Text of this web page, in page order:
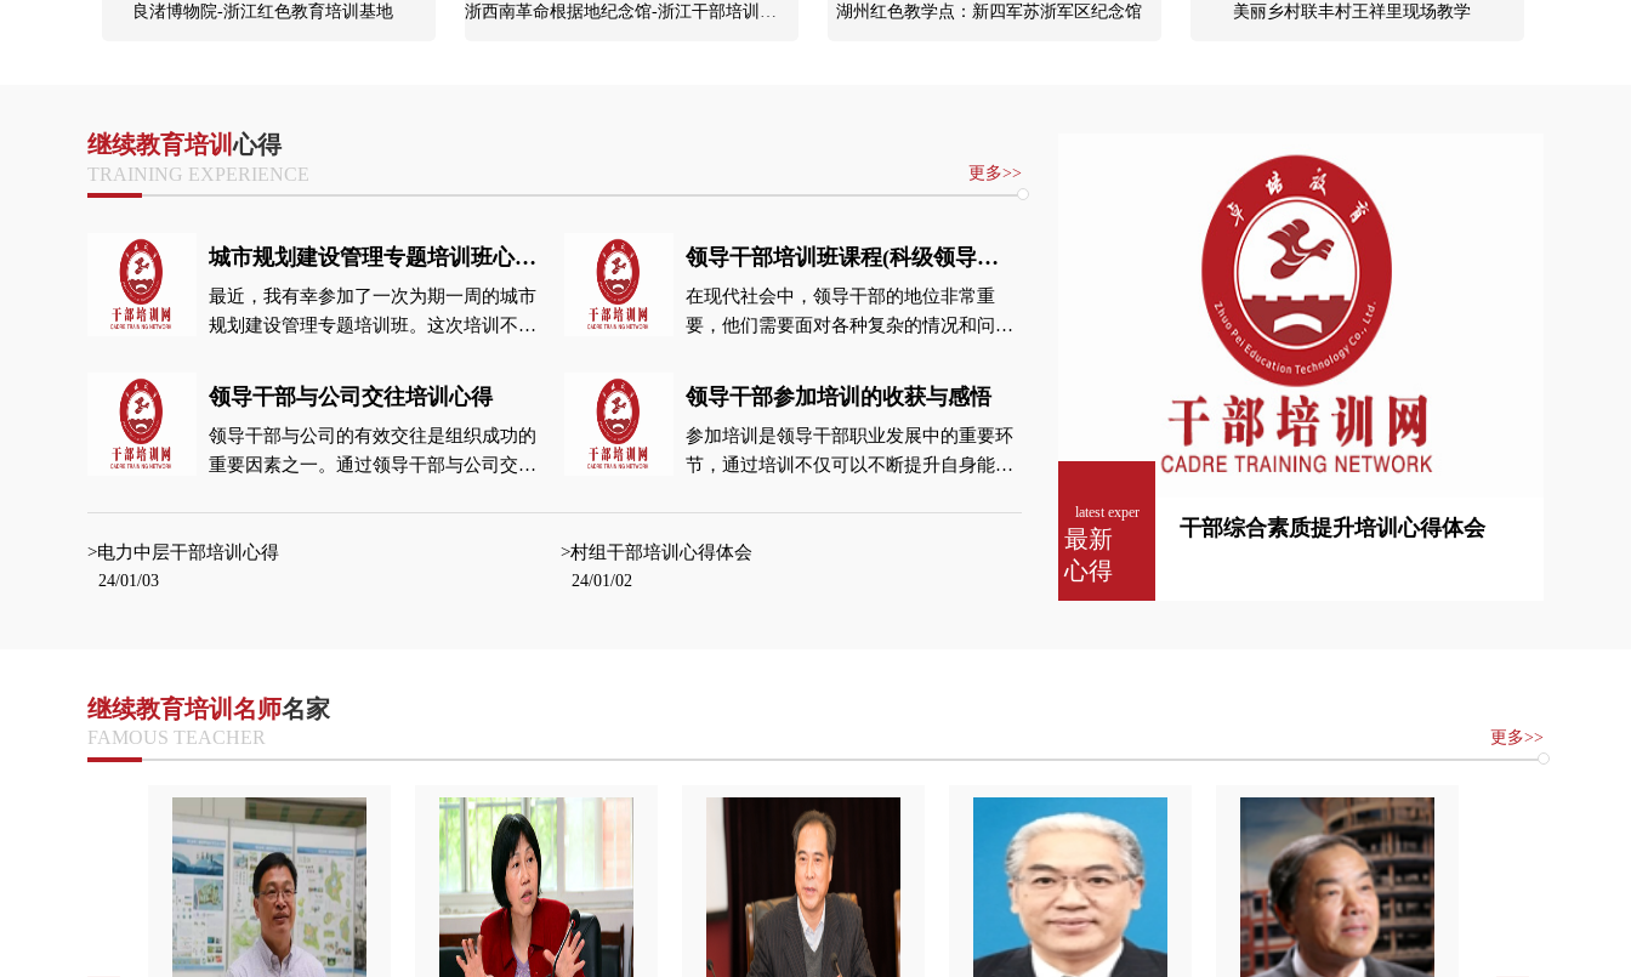
良渚博物院-浙江红色教育培训基地 浙西南革命根据地纪念馆-浙江干部培训红色教育基地 湖州红色教学点：新四军苏浙军区纪念馆 美丽乡村联丰村王祥里现场教学
继续教育培训心得
TRAINING EXPERIENCE 更多>>
城市规划建设管理专题培训班心得体会
最近，我有幸参加了一次为期一周的城市
规划建设管理专题培训班。这次培训不仅
理解，而且对我个人的职业发展也产生了
深远的影响。培训内容回顾培训内容涵盖
了城市规划的多个方面，从基础的城市布
局、交通规划到复杂的环境保护和可持续
的认识。特别是在智慧城市技术的应用方
是关于
领导干部培训班课程(科级领导干部培训班心得体会)
在现代社会中，领导干部的地位非常重
要，他们需要面对各种复杂的情况和问
程学习，以提高他们的管理和领导能力。
本文将从多个方面详细阐述领导干部培训
班的课程。1、领导干部培训班课程的概
述领导干部培训班的课程内容主要包括管
部可以更好地掌握各种管理和领导技能。
领导干部与公司交往培训心得
领导干部与公司的有效交往是组织成功的
重要因素之一。通过领导干部与公司交往
至关重要。主动倾听在与公司交往中，我
员工和同事会感受到被重视和尊重，从而
更加愿意积极参与团队的工作。积极沟通
积极主动地进行沟通是与公司交往的另一
时，及时沟通能够帮助减少误解和猜疑，
并找到共
领导干部参加培训的收获与感悟
参加培训是领导干部职业发展中的重要环
节，通过培训不仅可以不断提升自身能
要的是体悟到了一些深刻的感悟。拓宽视
野，增长了见识。提升专业能力，增强领
通、决策等方面的知识，大大提升了自己
的专业能力。
>电力中层干部培训心得
24/01/03
>村组干部培训心得体会
24/01/02
latest exper
最新
心得
干部综合素质提升培训心得体会
继续教育培训名师名家
FAMOUS TEACHER 更多>>